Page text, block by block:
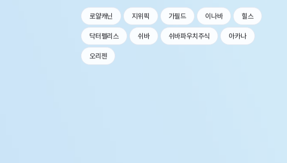
로얄캐닌 지위픽 가필드 이나바 힐스
닥터펠리스 쉬바 쉬바파우치주식 아카나
오리젠